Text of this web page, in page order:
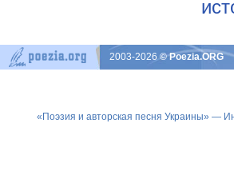
2003-2026© Poezia.ORG
«Поэзия и авторская песня Украины» —